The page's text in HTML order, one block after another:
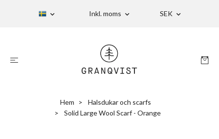
Inkl. moms SEK
Hem
Halsdukar och scarfs
Solid Large Wool Scarf - Orange